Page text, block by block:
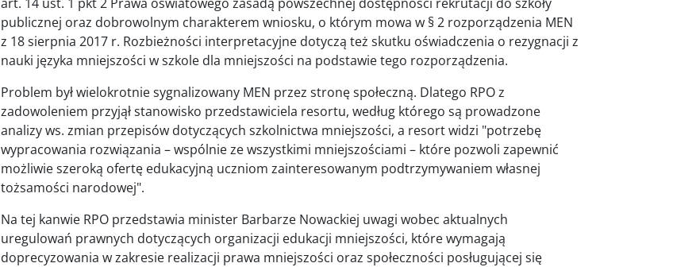
publicznej oraz dobrowolnym charakterem wniosku, o którym mowa w § 2 rozporządzenia MEN
z 18 sierpnia 2017 r. Rozbieżności interpretacyjne dotyczą też skutku oświadczenia o rezygnacji z
nauki języka mniejszości w szkole dla mniejszości na podstawie tego rozporządzenia.
Problem był wielokrotnie sygnalizowany MEN przez stronę społeczną. Dlatego RPO z
zadowoleniem przyjął stanowisko przedstawiciela resortu, według którego są prowadzone
analizy ws. zmian przepisów dotyczących szkolnictwa mniejszości, a resort widzi "potrzebę
wypracowania rozwiązania – wspólnie ze wszystkimi mniejszościami – które pozwoli zapewnić
możliwie szeroką ofertę edukacyjną uczniom zainteresowanym podtrzymywaniem własnej
tożsamości narodowej".
Na tej kanwie RPO przedstawia minister Barbarze Nowackiej uwagi wobec aktualnych
uregulowań prawnych dotyczących organizacji edukacji mniejszości, które wymagają
doprecyzowania w zakresie realizacji prawa mniejszości oraz społeczności posługującej się